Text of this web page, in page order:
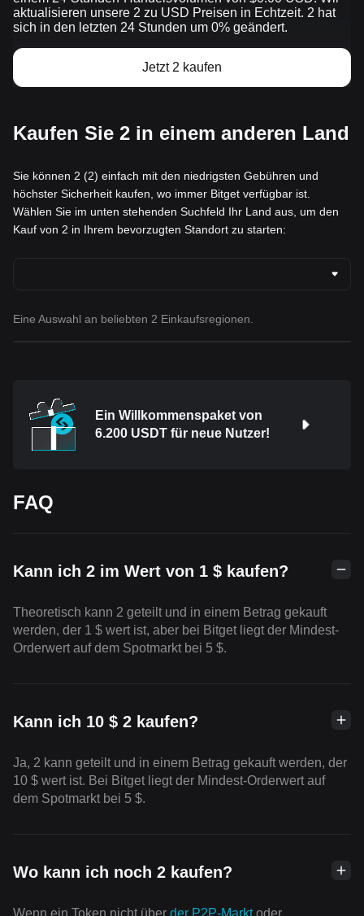
aktualisieren unsere 2 zu USD Preisen in Echtzeit. 2 hat
sich in den letzten 24 Stunden um 0% geändert.
Jetzt 2 kaufen
Kaufen Sie 2 in einem anderen Land
Sie können 2 (2) einfach mit den niedrigsten Gebühren und
höchster Sicherheit kaufen, wo immer Bitget verfügbar ist.
Wählen Sie im unten stehenden Suchfeld Ihr Land aus, um den
Kauf von 2 in Ihrem bevorzugten Standort zu starten:
Eine Auswahl an beliebten 2 Einkaufsregionen.
Ein Willkommenspaket von
6.200 USDT für neue Nutzer!
FAQ
Kann ich 2 im Wert von 1 $ kaufen?
Theoretisch kann 2 geteilt und in einem Betrag gekauft
werden, der 1 $ wert ist, aber bei Bitget liegt der Mindest-
Orderwert auf dem Spotmarkt bei 5 $.
Kann ich 10 $ 2 kaufen?
Ja, 2 kann geteilt und in einem Betrag gekauft werden, der
10 $ wert ist. Bei Bitget liegt der Mindest-Orderwert auf
dem Spotmarkt bei 5 $.
Wo kann ich noch 2 kaufen?